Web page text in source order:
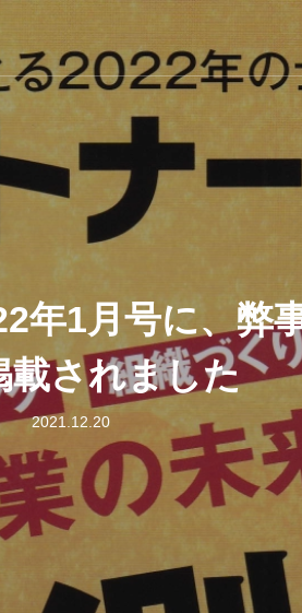
年1月号に、弊
載されました
2021.12.20